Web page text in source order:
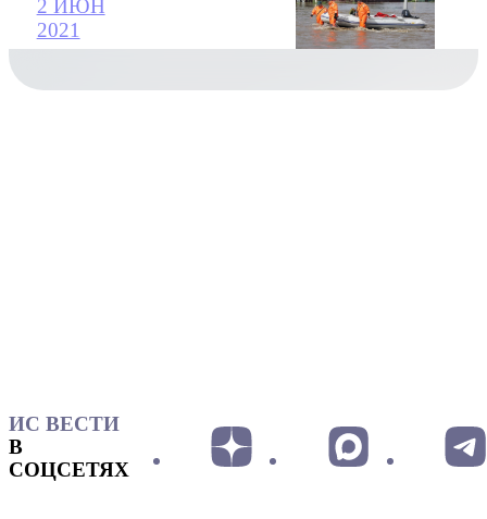
2 ИЮН
2021
ИС ВЕСТИ
В
СОЦСЕТЯХ